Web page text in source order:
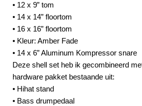
• 12 x 9” tom
• 14 x 14” floortom
• 16 x 16” floortom
• Kleur: Amber Fade
• 14 x 6” Aluminum Kompressor snare
Deze shell set heb ik gecombineerd
hardware pakket bestaande uit:
• Hihat stand
• Bass drumpedaal